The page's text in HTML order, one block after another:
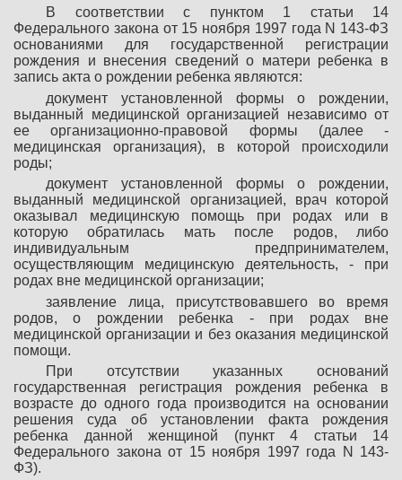
В соответствии с пунктом 1 статьи 14
Федерального закона от 15 ноября 1997 года N 143-ФЗ
основаниями для государственной регистрации
рождения и внесения сведений о матери ребенка в
запись акта о рождении ребенка являются:
документ установленной формы о рождении,
выданный медицинской организацией независимо от
ее организационно-правовой формы (далее -
медицинская организация), в которой происходили
роды;
документ установленной формы о рождении,
выданный медицинской организацией, врач которой
оказывал медицинскую помощь при родах или в
которую обратилась мать после родов, либо
индивидуальным предпринимателем,
осуществляющим медицинскую деятельность, - при
родах вне медицинской организации;
заявление лица, присутствовавшего во время
родов, о рождении ребенка - при родах вне
медицинской организации и без оказания медицинской
помощи.
При отсутствии указанных оснований
государственная регистрация рождения ребенка в
возрасте до одного года производится на основании
решения суда об установлении факта рождения
ребенка данной женщиной (пункт 4 статьи 14
Федерального закона от 15 ноября 1997 года N 143-
ФЗ).